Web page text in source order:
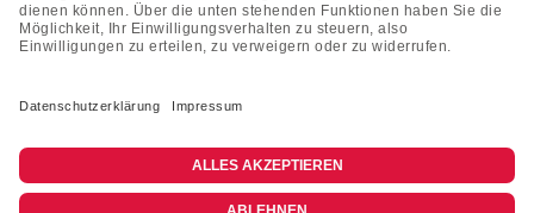
KONTAKT
+49 (0)2133 210433
shop@dienadel.de
Kieler Str. 18 - 41540 Dormagen